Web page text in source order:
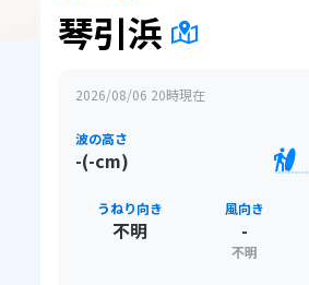
琴引浜
2026/08/06 20時現在
波の高さ
-(-cm)
うねり向き
不明
風向き
-
不明